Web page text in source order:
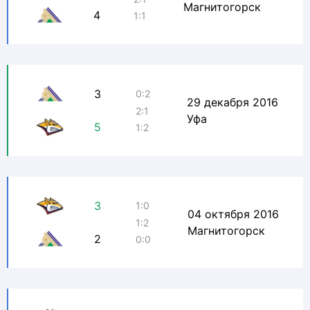
4
1:1
Магнитогорск
3
5
0:2
2:1
1:2
29 декабря 2016
Уфа
3
2
1:0
1:2
0:0
04 октября 2016
Магнитогорск